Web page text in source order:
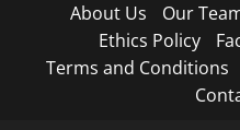
About Us Our
Ethics Policy
Terms and Conditions